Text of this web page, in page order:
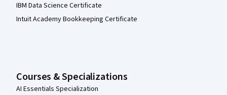
IBM Data Science Certificate
Intuit Academy Bookkeeping Certificate
Courses & Specializations
AI Essentials Specialization